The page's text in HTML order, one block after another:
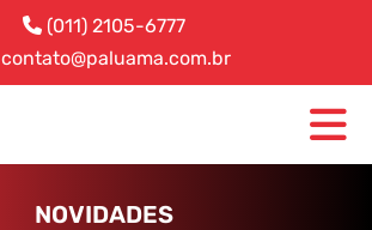
(011) 2105-6777
contato@paluama.com.br
NOVIDADES